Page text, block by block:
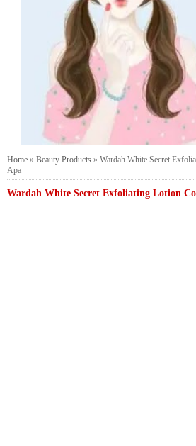
Home » Beauty Products » Wardah White Secret
Apa
Wardah White Secret Exfoliating Lotion